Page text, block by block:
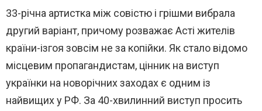
33-річна артистка між совістю і грішми вибрала
другий варіант, причому розважає Асті жителів
країни-ізгоя зовсім не за копійки. Як стало відомо
місцевим пропагандистам, цінник на виступ
українки на новорічних заходах є одним із
найвищих у РФ. За 40-хвилинний виступ просить